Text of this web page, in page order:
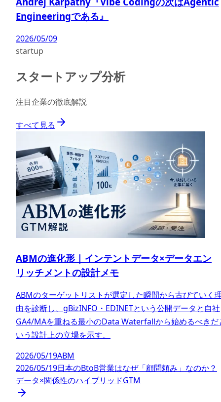
Engineeringである』
2026/05/09
startup
スタートアップ分析
注目企業の徹底解説
すべて見る
ABMの進化形｜インテントデータ×データエン
リッチメントの設計メモ
ABMのターゲットリストが選定した瞬間から古びていく
由を診断し、gBizINFO・EDINETという公開データと自社
GA4/MAを重ねる最小のData Waterfallから始めるべきだ
いう設計上の立場を示す。
2026/05/19ABM
2026/05/19日本のBtoB営業はなぜ「顧問頼み」なのか？
データ×関係性のハイブリッドGTM